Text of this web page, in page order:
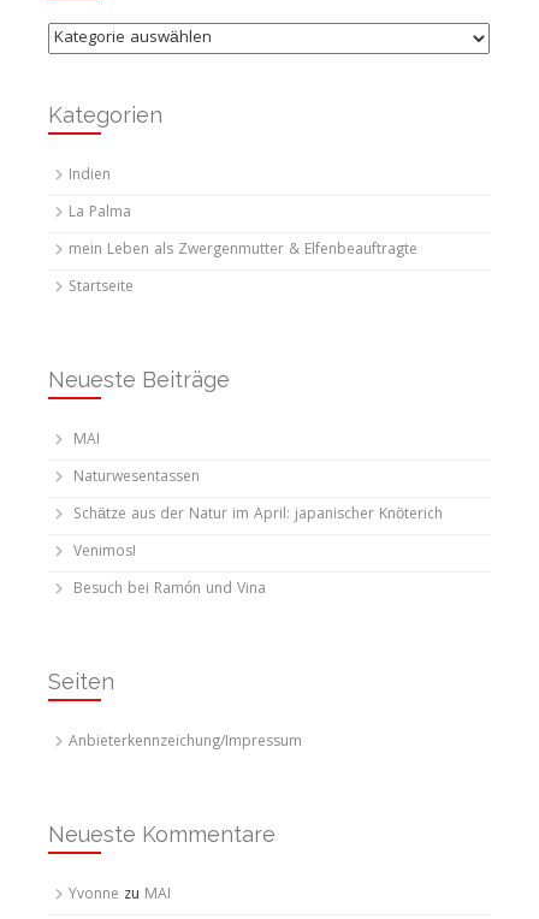
Kategorien
Kategorien
Indien
La Palma
mein Leben als Zwergenmutter & Elfenbeauftragte
Startseite
Neueste Beiträge
MAI
Naturwesentassen
Schätze aus der Natur im April: japanischer Knöterich
Venimos!
Besuch bei Ramón und Vina
Seiten
Anbieterkennzeichung/Impressum
Neueste Kommentare
Yvonne zu MAI